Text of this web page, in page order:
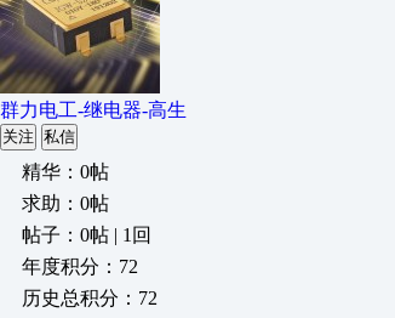
群力电工-继电器-高生
关注 私信
精华：0帖
求助：0帖
帖子：0帖 | 1回
年度积分：72
历史总积分：72